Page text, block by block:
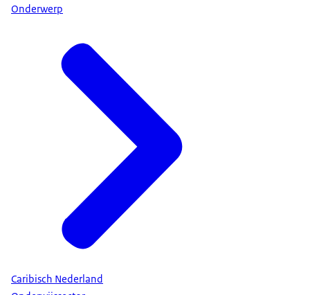
Onderwerp
Caribisch Nederland